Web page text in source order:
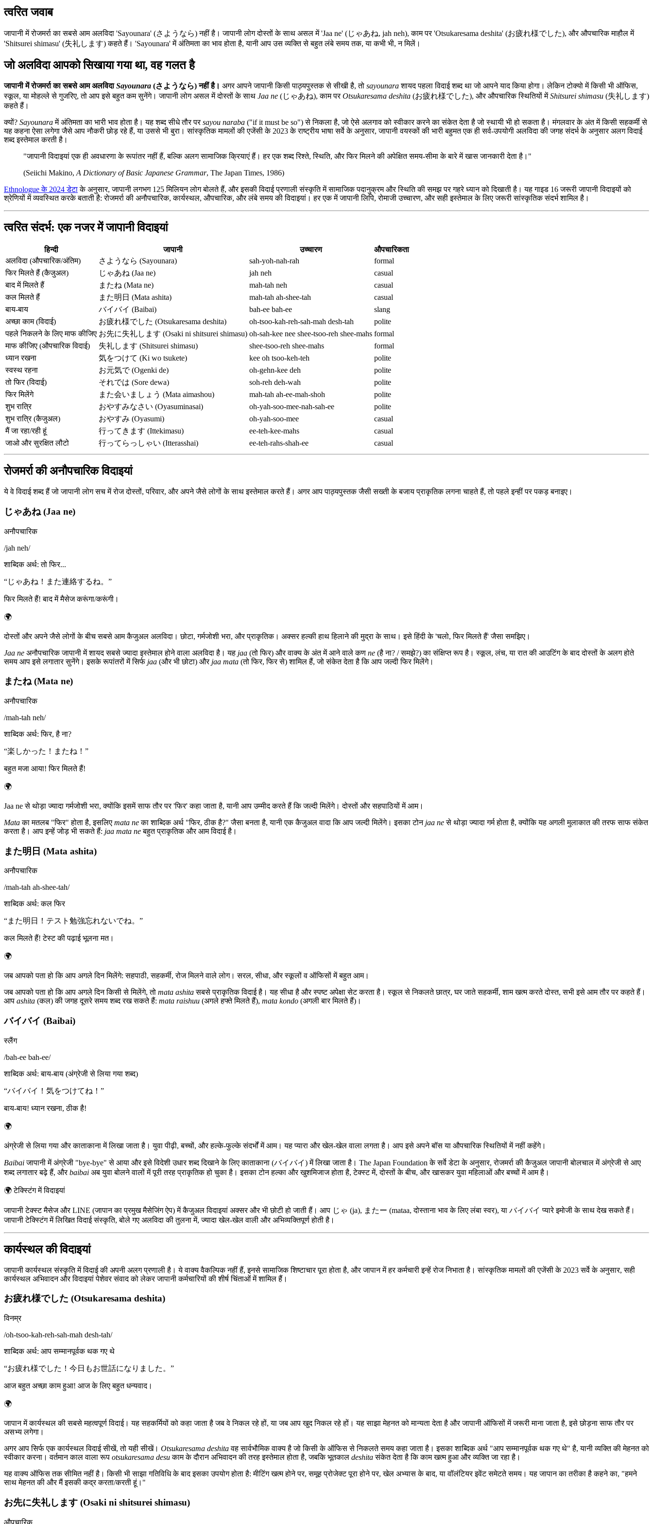
त्वरित जवाब
जापानी में रोजमर्रा का सबसे आम अलविदा 'Sayounara' (さようなら) नहीं है। जापानी लोग दोस्तों के साथ असल में 'Jaa ne' (じゃあね, jah neh), काम पर 'Otsukaresama deshita' (お疲れ様でした), और औपचारिक माहौल में
'Shitsurei shimasu' (失礼します) कहते हैं। 'Sayounara' में अंतिमता का भाव होता है, यानी आप उस व्यक्ति से बहुत लंबे समय तक, या कभी भी, न मिलें।
जो अलविदा आपको सिखाया गया था, वह गलत है
जापानी में रोजमर्रा का सबसे आम अलविदाSayounara (さようなら) नहीं है। अगर आपने जापानी किसी पाठ्यपुस्तक से सीखी है, तो sayounaraशायद पहला विदाई शब्द था जो आपने याद किया होगा। लेकिन टोक्यो में किसी भी ऑफिस,
स्कूल, या मोहल्ले से गुजरिए, तो आप इसे बहुत कम सुनेंगे। जापानी लोग असल में दोस्तों के साथ Jaa ne (じゃあね), काम परOtsukaresama deshita (お疲れ様でした), और औपचारिक स्थितियों मेंShitsurei shimasu (失礼します)
कहते हैं।
क्यों? Sayounaraमें अंतिमता का भारी भाव होता है। यह शब्द सीधे तौर परsayou naraba ("if it must be so") से निकला है, जो ऐसे अलगाव को स्वीकार करने का संकेत देता है जो स्थायी भी हो सकता है। मंगलवार के अंत में किसी सहकर्मी से
यह कहना ऐसा लगेगा जैसे आप नौकरी छोड़ रहे हैं, या उससे भी बुरा। सांस्कृतिक मामलों की एजेंसी के 2023 के राष्ट्रीय भाषा सर्वे के अनुसार, जापानी वयस्कों की भारी बहुमत एक ही सर्व-उपयोगी अलविदा की जगह संदर्भ के अनुसार अलग विदाई
शब्द इस्तेमाल करती है।
"जापानी विदाइयां एक ही अवधारणा के रूपांतर नहीं हैं, बल्कि अलग सामाजिक क्रियाएं हैं। हर एक शब्द रिश्ते, स्थिति, और फिर मिलने की अपेक्षित समय-सीमा के बारे में खास जानकारी देता है।"
(Seiichi Makino,A Dictionary of Basic Japanese Grammar, The Japan Times, 1986)
Ethnologue के 2024 डेटाके अनुसार, जापानी लगभग 125 मिलियन लोग बोलते हैं, और इसकी विदाई प्रणाली संस्कृति में सामाजिक पदानुक्रम और स्थिति की समझ पर गहरे ध्यान को दिखाती है। यह गाइड 16 जरूरी जापानी विदाइयों को
श्रेणियों में व्यवस्थित करके बताती है: रोजमर्रा की अनौपचारिक, कार्यस्थल, औपचारिक, और लंबे समय की विदाइयां। हर एक में जापानी लिपि, रोमाजी उच्चारण, और सही इस्तेमाल के लिए जरूरी सांस्कृतिक संदर्भ शामिल है।
त्वरित संदर्भ: एक नजर में जापानी विदाइयां
हिन्दी जापानी उच्चारण
औपचारिकता
अलविदा (औपचारिक/अंतिम)
さようなら (Sayounara) sah-yoh-nah-rah
formal
फिर मिलते हैं (कैजुअल)
じゃあね (Jaa ne) jah neh
casual
बाद में मिलते हैं
またね (Mata ne) mah-tah neh
casual
कल मिलते हैं
また明日 (Mata ashita) mah-tah ah-shee-tah
casual
बाय-बाय
バイバイ (Baibai) bah-ee bah-ee
slang
अच्छा काम (विदाई)
お疲れ様でした (Otsukaresama deshita) oh-tsoo-kah-reh-sah-mah desh-tah
polite
पहले निकलने के लिए माफ कीजिए お先に失礼します (Osaki ni shitsurei shimasu) oh-sah-kee nee shee-tsoo-reh shee-mahs formal
माफ कीजिए (औपचारिक विदाई)
失礼します (Shitsurei shimasu) shee-tsoo-reh shee-mahs
formal
ध्यान रखना
気をつけて (Ki wo tsukete) kee oh tsoo-keh-teh
polite
स्वस्थ रहना
お元気で (Ogenki de) oh-gehn-kee deh
polite
तो फिर (विदाई)
それでは (Sore dewa) soh-reh deh-wah
polite
फिर मिलेंगे
また会いましょう (Mata aimashou) mah-tah ah-ee-mah-shoh
polite
शुभ रात्रि
おやすみなさい (Oyasuminasai) oh-yah-soo-mee-nah-sah-ee
polite
शुभ रात्रि (कैजुअल)
おやすみ (Oyasumi) oh-yah-soo-mee
casual
मैं जा रहा/रही हूं
行ってきます (Ittekimasu) ee-teh-kee-mahs
casual
जाओ और सुरक्षित लौटो
行ってらっしゃい (Itterasshai) ee-teh-rahs-shah-ee casual
रोजमर्रा की अनौपचारिक विदाइयां
ये वे विदाई शब्द हैं जो जापानी लोग सच में रोज दोस्तों, परिवार, और अपने जैसे लोगों के साथ इस्तेमाल करते हैं। अगर आप पाठ्यपुस्तक जैसी सख्ती के बजाय प्राकृतिक लगना चाहते हैं, तो पहले इन्हीं पर पकड़ बनाइए।
じゃあね (Jaa ne)
अनौपचारिक
/jah neh/
शाब्दिक अर्थ: तो फिर...
“じゃあね！また連絡するね。 ”
फिर मिलते हैं! बाद में मैसेज करूंगा/करूंगी।
🌍
दोस्तों और अपने जैसे लोगों के बीच सबसे आम कैजुअल अलविदा। छोटा, गर्मजोशी भरा, और प्राकृतिक। अक्सर हल्की हाथ हिलाने की मुद्रा के साथ। इसे हिंदी के 'चलो, फिर मिलते हैं' जैसा समझिए।
Jaa ne अनौपचारिक जापानी में शायद सबसे ज्यादा इस्तेमाल होने वाला अलविदा है। यह jaa (तो फिर) और वाक्य के अंत में आने वाले कण ne (है ना? / समझे?) का संक्षिप्त रूप है। स्कूल, लंच, या रात की आउटिंग के बाद दोस्तों के अलग होते
समय आप इसे लगातार सुनेंगे। इसके रूपांतरों में सिर्फ jaa (और भी छोटा) और jaa mata (तो फिर, फिर से) शामिल हैं, जो संकेत देता है कि आप जल्दी फिर मिलेंगे।
またね (Mata ne)
अनौपचारिक
/mah-tah neh/
शाब्दिक अर्थ: फिर, है ना?
“楽しかった！またね！ ”
बहुत मजा आया! फिर मिलते हैं!
🌍
Jaa ne से थोड़ा ज्यादा गर्मजोशी भरा, क्योंकि इसमें साफ तौर पर 'फिर' कहा जाता है, यानी आप उम्मीद करते हैं कि जल्दी मिलेंगे। दोस्तों और सहपाठियों में आम।
Mataका मतलब "फिर" होता है, इसलिए mata neका शाब्दिक अर्थ "फिर, ठीक है?" जैसा बनता है, यानी एक कैजुअल वादा कि आप जल्दी मिलेंगे। इसका टोन jaa neसे थोड़ा ज्यादा गर्म होता है, क्योंकि यह अगली मुलाकात की तरफ साफ संकेत
करता है। आप इन्हें जोड़ भी सकते हैं: jaa mata neबहुत प्राकृतिक और आम विदाई है।
また明日 (Mata ashita)
अनौपचारिक
/mah-tah ah-shee-tah/
शाब्दिक अर्थ: कल फिर
“また明日！テスト勉強忘れないでね。 ”
कल मिलते हैं! टेस्ट की पढ़ाई भूलना मत।
🌍
जब आपको पता हो कि आप अगले दिन मिलेंगे: सहपाठी, सहकर्मी, रोज मिलने वाले लोग। सरल, सीधा, और स्कूलों व ऑफिसों में बहुत आम।
जब आपको पता हो कि आप अगले दिन किसी से मिलेंगे, तो mata ashitaसबसे प्राकृतिक विदाई है। यह सीधा है और स्पष्ट अपेक्षा सेट करता है। स्कूल से निकलते छात्र, घर जाते सहकर्मी, शाम खत्म करते दोस्त, सभी इसे आम तौर पर कहते हैं।
आप ashita (कल) की जगह दूसरे समय शब्द रख सकते हैं: mata raishuu (अगले हफ्ते मिलते हैं), mata kondo (अगली बार मिलते हैं)।
バイバイ (Baibai)
स्लैंग
/bah-ee bah-ee/
शाब्दिक अर्थ: बाय-बाय (अंग्रेजी से लिया गया शब्द)
“バイバイ！気をつけてね！ ”
बाय-बाय! ध्यान रखना, ठीक है!
🌍
अंग्रेजी से लिया गया और काताकाना में लिखा जाता है। युवा पीढ़ी, बच्चों, और हल्के-फुल्के संदर्भों में आम। यह प्यारा और खेल-खेल वाला लगता है। आप इसे अपने बॉस या औपचारिक स्थितियों में नहीं कहेंगे।
Baibaiजापानी में अंग्रेजी "bye-bye" से आया और इसे विदेशी उधार शब्द दिखाने के लिए काताकाना (バイバイ) में लिखा जाता है। The Japan Foundation के सर्वे डेटा के अनुसार, रोजमर्रा की कैजुअल जापानी बोलचाल में अंग्रेजी से आए
शब्द लगातार बढ़े हैं, औरbaibai अब युवा बोलने वालों में पूरी तरह प्राकृतिक हो चुका है। इसका टोन हल्का और खुशमिजाज होता है, टेक्स्ट में, दोस्तों के बीच, और खासकर युवा महिलाओं और बच्चों में आम है।
🌍 टेक्स्टिंग में विदाइयां
जापानी टेक्स्ट मैसेज और LINE (जापान का प्रमुख मैसेजिंग ऐप) में कैजुअल विदाइयां अक्सर और भी छोटी हो जाती हैं। आप じゃ (ja), またー (mataa, दोस्ताना भाव के लिए लंबा स्वर), या バイバイ प्यारे इमोजी के साथ देख सकते हैं।
जापानी टेक्स्टिंग में लिखित विदाई संस्कृति, बोले गए अलविदा की तुलना में, ज्यादा खेल-खेल वाली और अभिव्यक्तिपूर्ण होती है।
कार्यस्थल की विदाइयां
जापानी कार्यस्थल संस्कृति में विदाई की अपनी अलग प्रणाली है। ये वाक्य वैकल्पिक नहीं हैं, इनसे सामाजिक शिष्टाचार पूरा होता है, और जापान में हर कर्मचारी इन्हें रोज निभाता है। सांस्कृतिक मामलों की एजेंसी के 2023 सर्वे के अनुसार, सही
कार्यस्थल अभिवादन और विदाइयां पेशेवर संवाद को लेकर जापानी कर्मचारियों की शीर्ष चिंताओं में शामिल हैं।
お疲れ様でした (Otsukaresama deshita)
विनम्र
/oh-tsoo-kah-reh-sah-mah desh-tah/
शाब्दिक अर्थ: आप सम्मानपूर्वक थक गए थे
“お疲れ様でした！今日もお世話になりました。 ”
आज बहुत अच्छा काम हुआ! आज के लिए बहुत धन्यवाद।
🌍
जापान में कार्यस्थल की सबसे महत्वपूर्ण विदाई। यह सहकर्मियों को कहा जाता है जब वे निकल रहे हों, या जब आप खुद निकल रहे हों। यह साझा मेहनत को मान्यता देता है और जापानी ऑफिसों में जरूरी माना जाता है, इसे छोड़ना साफ तौर पर
असभ्य लगेगा।
अगर आप सिर्फ एक कार्यस्थल विदाई सीखें, तो यही सीखें। Otsukaresama deshitaवह सार्वभौमिक वाक्य है जो किसी के ऑफिस से निकलते समय कहा जाता है। इसका शाब्दिक अर्थ "आप सम्मानपूर्वक थक गए थे" है, यानी व्यक्ति की मेहनत को
स्वीकार करना। वर्तमान काल वाला रूप otsukaresama desuकाम के दौरान अभिवादन की तरह इस्तेमाल होता है, जबकि भूतकाल deshitaसंकेत देता है कि काम खत्म हुआ और व्यक्ति जा रहा है।
यह वाक्य ऑफिस तक सीमित नहीं है। किसी भी साझा गतिविधि के बाद इसका उपयोग होता है: मीटिंग खत्म होने पर, समूह प्रोजेक्ट पूरा होने पर, खेल अभ्यास के बाद, या वॉलंटियर इवेंट समेटते समय। यह जापान का तरीका है कहने का, "हमने
साथ मेहनत की और मैं इसकी कद्र करता/करती हूं।"
お先に失礼します (Osaki ni shitsurei shimasu)
औपचारिक